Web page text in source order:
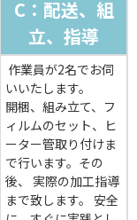
C：配送、組
立、指導
作業員が2名でお伺
いいたします。
開梱、組み立て、フ
ィルムのセット、ヒ
ーター管取り付けま
で行います。その
後、 実際の加工指導
まで致します。 安全